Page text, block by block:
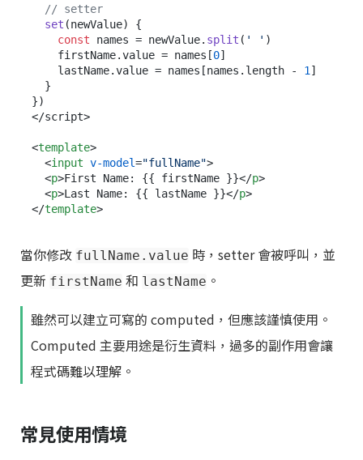
// setter
set (newValue) {
const names = newValue. split ( ' ' )
    firstName.
value = names[0]
    lastName.
value = names[names. length - 1 ]
})
</script>
<template>
<input v-model="fullName">
<p>First Name: {{ firstName }}</p>
<p>Last Name: {{ lastName }}</p>
</template>
當你修改 fullName.value 時，setter 會被呼叫，並
更新 firstName 和 lastName 。
雖然可以建立可寫的 computed，但應該謹慎使用。
Computed 主要用途是衍生資料，過多的副作用會讓
程式碼難以理解。
常見使用情境